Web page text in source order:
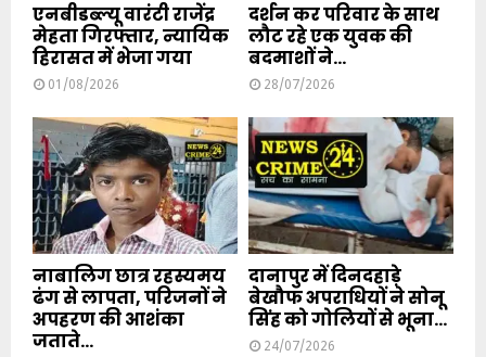
एनबीडब्ल्यू वारंटी राजेंद्र
मेहता गिरफ्तार, न्यायिक
हिरासत में भेजा गया
01/08/2026
दर्शन कर परिवार के साथ
लौट रहे एक युवक की
बदमाशों ने...
28/07/2026
नाबालिग छात्र रहस्यमय
ढंग से लापता, परिजनों ने
अपहरण की आशंका
जताते...
दानापुर में दिनदहाड़े
बेखौफ अपराधियों ने सोनू
सिंह को गोलियों से भूना...
24/07/2026